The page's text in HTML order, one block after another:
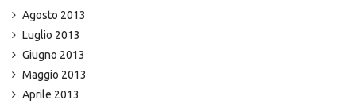
Agosto 2013
Luglio 2013
Giugno 2013
Maggio 2013
Aprile 2013